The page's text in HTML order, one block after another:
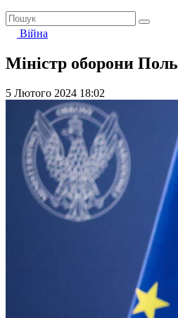
Війна
Міністр оборони
5 Лютого 2024 18:02